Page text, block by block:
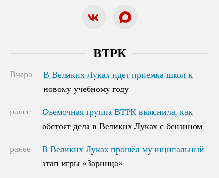
ВТРК
Вчера
В Великих Луках идет приемка школ к
новому учебному году
В Великих Луках идет приемка школ к
новому учебному году
ранее
Cъемочная группа ВТРК выяснила, как
обстоят дела в Великих Луках с бензином
Cъемочная группа ВТРК выяснила, как
обстоят дела в Великих Луках с бензином
ранее
В Великих Луках прошёл муниципальный
этап игры «Зарница»
В Великих Луках прошёл муниципальный
этап игры «Зарница»